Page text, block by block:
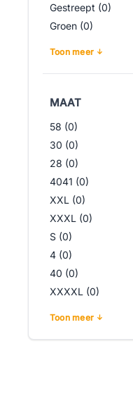
Gestreept (0)
Groen (0)
Toon meer
MAAT
58 (0)
30 (0)
28 (0)
4041 (0)
XXL (0)
XXXL (0)
S (0)
4 (0)
40 (0)
XXXXL (0)
Toon meer